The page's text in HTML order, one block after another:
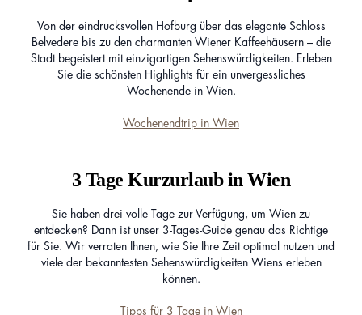
Von der eindrucksvollen Hofburg über das elegante Schloss
Belvedere bis zu den charmanten Wiener Kaffeehäusern – die
Stadt begeistert mit einzigartigen Sehenswürdigkeiten. Erleben
Sie die schönsten Highlights für ein unvergessliches
Wochenende in Wien.
Wochenendtrip in Wien
3 Tage Kurzurlaub in Wien
Sie haben drei volle Tage zur Verfügung, um Wien zu
entdecken? Dann ist unser 3-Tages-Guide genau das Richtige
für Sie. Wir verraten Ihnen, wie Sie Ihre Zeit optimal nutzen und
viele der bekanntesten Sehenswürdigkeiten Wiens erleben
können.
Tipps für 3 Tage in Wien